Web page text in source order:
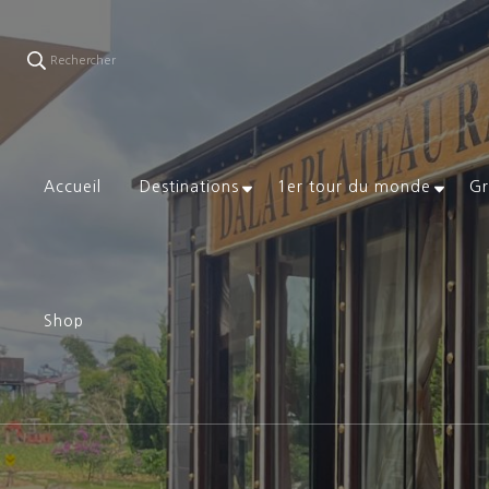
Rechercher
Accueil Destinations 1er tour du monde
Shop